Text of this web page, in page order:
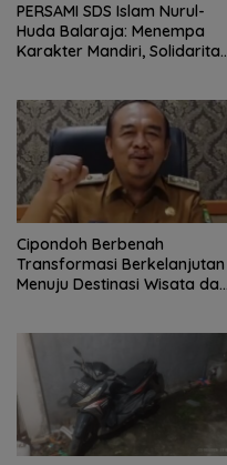
PERSAMI SDS Islam Nurul-
Huda Balaraja: Menempa
Karakter Mandiri,
Cipondoh Berbenah
Transformasi Berkelanjutan
Menuju Destinasi Wisata dan